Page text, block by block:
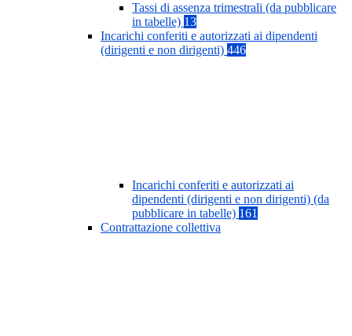
Tassi di assenza trimestrali (da pubblicare
in tabelle) 13
Incarichi conferiti e autorizzati ai dipendenti
(dirigenti e non dirigenti) 446
Incarichi conferiti e autorizzati ai
dipendenti (dirigenti e non dirigenti) (da
pubblicare in tabelle) 161
Contrattazione collettiva